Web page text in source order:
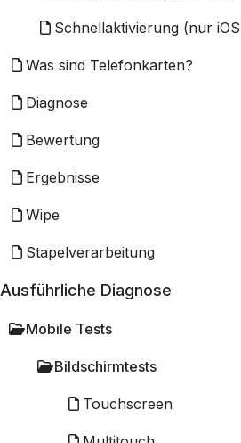
Schnellaktivierung (nur
Was sind Telefonkarten?
Diagnose
Bewertung
Ergebnisse
Wipe
Stapelverarbeitung
Ausführliche Diagnose
Mobile Tests
Bildschirmtests
Touchscreen